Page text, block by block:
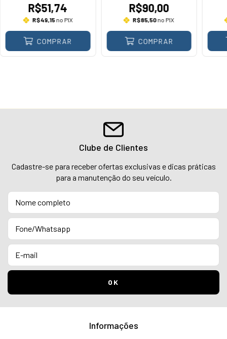
R$51,74
R$49,15no PIX
COMPRAR
R$90,00
R$85,50no PIX
COMPRAR
Clube de Clientes
Cadastre-se para receber ofertas exclusivas e dicas práticas
para a manutenção do seu veículo.
Informações